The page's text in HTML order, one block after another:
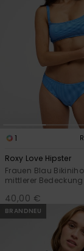
1
Roxy Love Hipster
Frauen Blau
mittlerer Bedeckung
40,00 €
BRANDNEU